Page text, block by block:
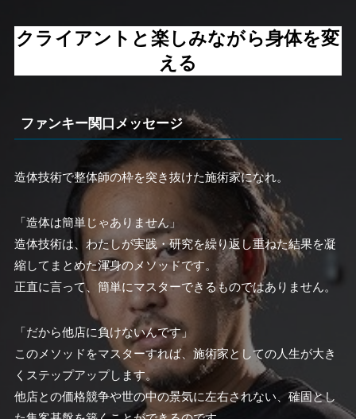
クライアントと楽しみながら身体を変
える
ファンキー関口メッセージ
造体技術で整体師の枠を突き抜けた施術家になれ。
「造体は簡単じゃありません」
造体技術は、わたしが実践・研究を繰り返し重ねた結果を凝
縮してまとめた渾身のメソッドです。
正直に言って、簡単にマスターできるものではありません。
「だから他店に負けないんです」
このメソッドをマスターすれば、施術家としての人生が大き
くステップアップします。
他店との価格競争や世の中の景気に左右されない、確固とし